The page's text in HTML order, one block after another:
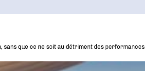
que ce ne soit au détriment des performances.